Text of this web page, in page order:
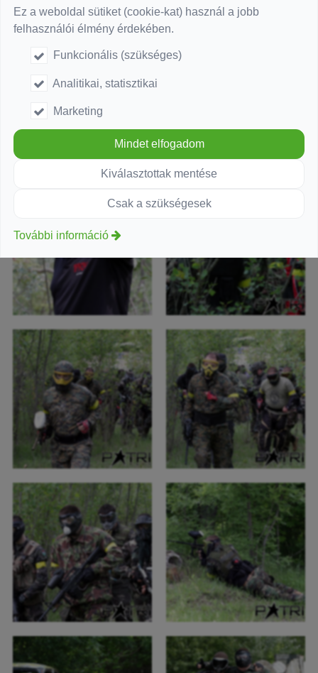
Ez a weboldal sütiket (cookie-kat) használ a jobb
felhasználói élmény érdekében.
Funkcionális (szükséges)
Analitikai, statisztikai
Marketing
Mindet elfogadom
Kiválasztottak mentése
Csak a szükségesek
További információ